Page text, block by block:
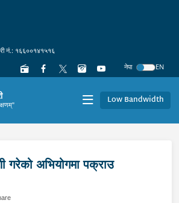
नं.: १६६००१४१५१६
नेपा
EN
Low Bandwidth
गरेको अभियोगमा पक्राउ